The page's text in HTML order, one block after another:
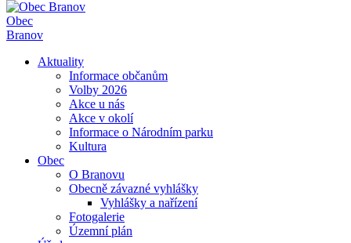
Obec
Branov
Aktuality
Informace občanům
Volby 2026
Akce u nás
Akce v okolí
Informace o Národním parku
Kultura
Obec
O Branovu
Obecně závazné vyhlášky
Vyhlášky a nařízení
Fotogalerie
Územní plán